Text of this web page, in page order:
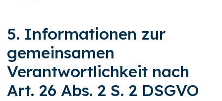
5. Informationen zur
gemeinsamen
Verantwortlichkeit nach
Art. 26 Abs. 2 S. 2 DSGVO